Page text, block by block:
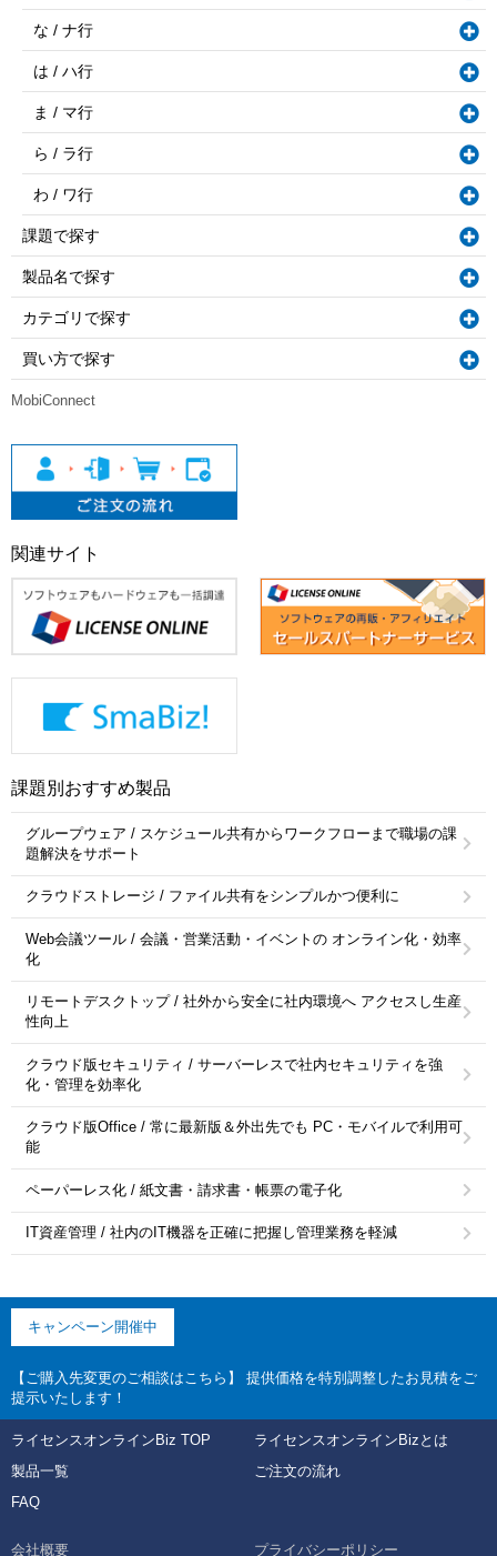
な / ナ行
は / ハ行
ま / マ行
ら / ラ行
わ / ワ行
課題で探す
製品名で探す
カテゴリで探す
買い方で探す
MobiConnect
関連サイト
課題別おすすめ製品
グループウェア / スケジュール共有からワークフローまで職場の課
題解決をサポート
クラウドストレージ / ファイル共有をシンプルかつ便利に
Web会議ツール / 会議・営業活動・イベントの オンライン化・効率
化
リモートデスクトップ / 社外から安全に社内環境へ アクセスし生産
性向上
クラウド版セキュリティ / サーバーレスで社内セキュリティを強
化・管理を効率化
クラウド版Office / 常に最新版＆外出先でも PC・モバイルで利用可
能
ペーパーレス化 / 紙文書・請求書・帳票の電子化
IT資産管理 / 社内のIT機器を正確に把握し管理業務を軽減
キャンペーン開催中
【ご購入先変更のご相談はこちら】 提供価格を特別調整したお見積をご
提示いたします！
ライセンスオンラインBiz TOP
ライセンスオンラインBizとは
製品一覧
ご注文の流れ
FAQ
会社概要 プライバシーポリシー